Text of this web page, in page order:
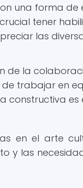
una forma de
tener
las
de la
trabajar en
constructiva es
en el arte
y las